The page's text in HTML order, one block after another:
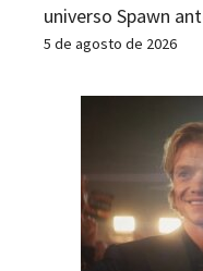
universo Spawn
5 de agosto de 2026